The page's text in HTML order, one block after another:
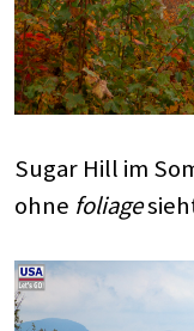
Sugar Hill im
ohne foliage